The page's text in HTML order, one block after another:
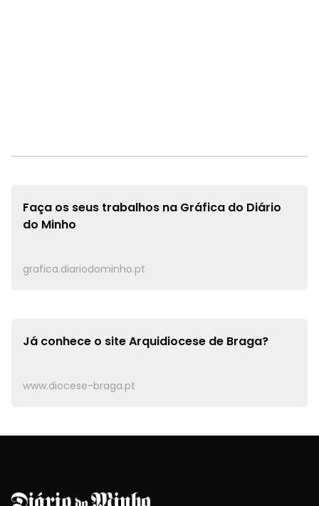
Faça os seus trabalhos na Gráfica do Diário
do Minho
grafica.diariodominho.pt
Já conhece o siteArquidiocese de Braga?
www.diocese-braga.pt